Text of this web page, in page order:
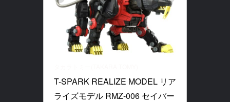
T-SPARK REALIZE MODEL リア
ライズモデル RMZ-006 セイバー